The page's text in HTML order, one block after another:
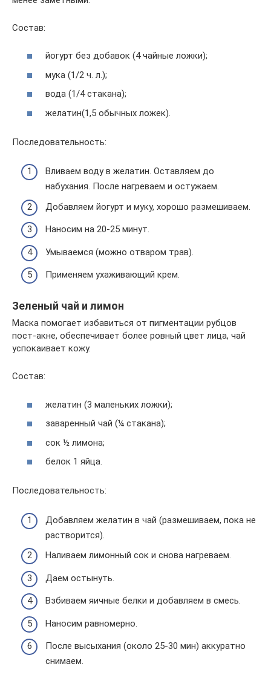
Состав:
йогурт без добавок (4 чайные ложки);
мука (1/2 ч. л.);
вода (1/4 стакана);
желатин(1,5 обычных ложек).
Последовательность:
Вливаем воду в желатин. Оставляем до
набухания. После нагреваем и остужаем.
Добавляем йогурт и муку, хорошо размешиваем.
Наносим на 20-25 минут.
Умываемся (можно отваром трав).
Применяем ухаживающий крем.
Зеленый чай и лимон
Маска помогает избавиться от пигментации рубцов
пост-акне, обеспечивает более ровный цвет лица, чай
успокаивает кожу.
Состав:
желатин (3 маленьких ложки);
заваренный чай (¼ стакана);
сок ½ лимона;
белок 1 яйца.
Последовательность:
Добавляем желатин в чай (размешиваем, пока не
растворится).
Наливаем лимонный сок и снова нагреваем.
Даем остынуть.
Взбиваем яичные белки и добавляем в смесь.
Наносим равномерно.
После высыхания (около 25-30 мин) аккуратно
снимаем.